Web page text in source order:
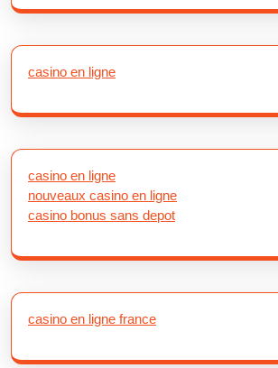
casino en ligne
casino en ligne
nouveaux casino en ligne
casino bonus sans depot
casino en ligne france